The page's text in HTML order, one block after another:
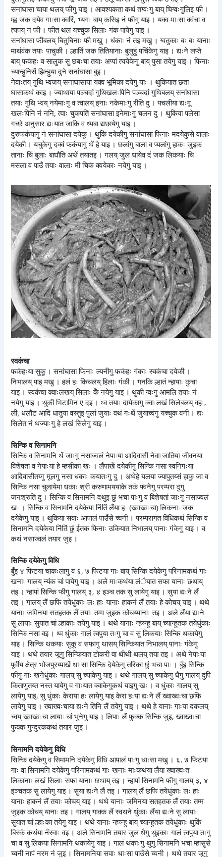
सनांघासा चाया थलय् फीगु याइ । आवश्यकता कथं तग्वःगु बाय् चिग्वःगुलिइ फी ।
म्ह्व जक दयेव गाःसा क्वरिं, भ्यगः बाय् कसिइ नं फीगु याइ । यक्व माःसा क्वंचा व
त्यपय् नं फी । फीत थल यच्चुक सिलाः गंक पायेगु याइ ।
सनांघासा फीबलय् चितुचिनाः फी मखु । धंकाः नं तइ मखु । ग्वतुकाः बः बः यानाः
माथंवंक तयाः पाचुकी । ल्हातिं जक तितियानाः बुलुहुं पचिंकेगु याइ । द्यःने लप्ते
बाय् फकंहः व सालुक सु छबःचा तयाः अप्पां त्ययेकेगु बाय् पुसा तयेगु याइ । फिनाः
च्यान्हुनिसें झिन्हुया दुने सनांघासा बुइ ।
नेवाःतय् गुथि भ्वजय् सनांघासाया यक्व भूमिका दयेगु याः । थुकियात छता
घासाकथं काइ । ज्याथाया पञ्चदां गुथिखलःपिनि पञ्चदां गुथिबलय् सनांघासा
तयाः गुथि भ्वय् नयेमाःगु व त्वालय् इनाः नकेमाःगु रीति दु । पचलीया द्यःगू
खलःपिनि नं ननि, त्वाः चुकपतिं सनांघासा इनेमाःगु चलन दु । थुकिया पलेसा
गच्छे अनुसार द्यःयात जाकि व ध्यबा द्यछायेगु याइ ।
दुरुफकंयागु नं सनांघासा दयेकू । थुकिं दयेकीगु सनांघासा फिनाः मदयेकुसे वालाः
दयेकी । यचुकेगु दक्वं फकंयागु थें हे याइ । छलांगु बाला व प्यलांगु हाकः जुइक
तानाः चिं बुलाः बाघौति अथें तयातइ । गलय् जुल धायेव दं जक लिकयाः चि
मसला व पाउँ तयाः वालाः मी चिकं क्वयेकाः नयेगु याइ ।
स्वकंचा
फकंहःया सुकू । सनांघासा फिनाः ल्यनीगु फकंहः गंकाः स्वकंचा दयेकी ।
निभालय् पाइ मखु । हलं हः किचलय् हिलाः गंकी । गनकि ल्हातं न्हायाः कुचा
याइ । स्वकंचा क्वाःलखय् सिलाः केँ नयेगु याइ । थुकी ग्वःगु आमलि तयाः नं
नयेगु याइ । थुकी भिटामिन ए दइ । थ्व तयाः दायेकागु क्वाःलखं सिलेबलय् वहः,
ली, धलौट आदि धातुया वस्तुइ पुलां जुयाः वथं गःथें जुयाच्वंगु यच्चुक वनी । द्यः
सिलेत नं थज्याःगु हे लखं सिलेगु याइ ।
सिन्कि व सिनामनि
सिन्कि व सिनामनि थें जाःगु नसाज्वलं नेपाःया आदिवासी नेवाःजातिया जीवनया
विशेषता व नेपाःया हे म्हसीका खः । लैंपाखें दयेकीगु सिन्कि नसा स्वनिगःया
आदिवासीतय्गु मूलगु नसा धकाः कयातःगु दु । अथेहे यलया ज्यापुतय्सं हाकु जा व
सिन्कि नसा चुलायेमा धकाः श्री करुणामययाके तकं फ्वनेगु परम्परा दुगु
जनश्रुति दु । सिन्कि व सिनामनि दथुइ छुं भचा पाःगु व बिशेषतां जाःगु नसाज्वलं
खः । सिन्कि व सिनामनि दयेकेया निंतिं लैंया हः (ख्वाख्वःचा) लिकनाः जक
दयेकेगु याइ । थुकिया सवाः आपालं पाउँसे च्वनी । परम्परागत विधिकथं सिन्कि व
सिनामनि दयेकेया निंतिं छुं ईतक फिनाः उकियात निभालय् पानाः गंकेगु याइ । व
कथं नसाज्वलं तयार जुइ ।
सिन्कि दयेकेगु विधि
बुँइ ४ फिटया चाकःलागु व ६, ७ फिटया गाः बाय् सिन्कि दयेकेगु परिनामकथं गाः
खनाः गालय् न्यंक चां पायेगु याइ । अले माःकथंया लंैयात सफा यानाः छथाय्
तइ । न्हापां सिन्कि फीगु गालय् ३, ४ इञ्च तक सु लायेगु याइ । सुया द्यःने लैं
तइ । गालय् लैं छफि तयेधुंकाः लः हाः यानाः हाकनं लैं तयाः हे कोचय् याइ । थथे
यानाः जमिनया सतहतक लैं तयाः तम्म जुइक कोचय्यानाः तइ । अले लैंया द्यःने
सु लायाः सुयात चां ल्हाकाः तयेगु याइ । थथे यानाः न्हय्न्हु बाय् च्यान्हुतक तयेधुंकाः
सिन्कि नसा वइ । थ्व धुंकाः गालं त्वपुया तःगु चा व सु लिकयाः सिन्कि थकायेगु
याइ । सिन्कि थकयाः सुकू व सफागु थासय् सिन्कियात निभालय् पानाः गंकेगु
याइ । थथे तयार जूगु सिन्कियात टोकरी वा थीथी थलय् तया तइ । अथे नेपाःया
पूर्वीय क्षेत्र भोजपुरय्पाखें धाःसा सिन्कि देयेकेगु तरिका छुं भचा पाः । बुँइ सिन्कि
फीगु गाः खनेधुंकाः गालय् सु च्याकेगु याइ । थथे गालय् सु च्याकेगु धैगु गालय् दुपिं
किताणुतय्त नस्त यायेगु व गाःयात क्वाकेगुकथं याइगु खः । व धुंकाः गालय् सु
लायेगु याइ, सु धुंकाः केराया हः लायेगु याइ केरा हःया द्यःने लैं ख्वाख्वःचा छफि
लायेगु याइ । ख्वाख्वःचाया द्यःने तिनि लैं तयेगु याइ । थथे हे यानाः गाःया दकलय्
च्वय् ख्वाख्वःचा लायाः चां भुनेगु याइ । लिपाः लैं फुक्क सिन्कि जुइ, ख्वाख्वःचा
फुक्क गुन्दु्रककथं तयार जुइ ।
सिनामनि दयेकेगु विधि
सिन्कि दयेकेगु व सिमामनि दयेकेगु विधि आपालं पाःगु धाःसा मखु । ६, ७ फिटया
गाः वा सिनामनि दयेकेगु परिनामकथं गाः खनाः माःकथंया लैंया ख्वाख्वःत
लिकानाः लखं सिलाः सफा यानाः छथाय् तइ । न्हापां सिनामनि फीगु गालय् ३, ४
इञ्चतक सु लायेगु याइ । सुया द्यःने लैं तइ । गालय् लैं छफि तयेधुंकाः लः हाः
यानाः हाकनं लैं तयाः कोचय् याइ । थथे यानाः जमिनया सतहतक लैं तयाः तम्म
जुइक कोचय् यानाः तइ । गालय् गाक्क लैं स्वथने धुंकाः लैंया द्यःने सु लायाः
सुयात चां ल्हाःका तयेगु याइ । थथे यानाः न्हय्न्हु बाय् च्यान्हुतक तयेधुंकाः थुकिं
बिस्कं कथंया नँस्वाः वइ । अले सिनामनि तयार जुल धैगु थुइकाः गालं त्वपुया तःगु
चा व सु लिकया सिनामनि थकायेगु याइ । गालं थकाःगु थुगु सिनामनि भचा म्हासुसे
च्वनी नापं नरम नं जुइ । सिनामनिया सवाः धाःसा पाउँसे च्वनी । थथे तयार जूगु